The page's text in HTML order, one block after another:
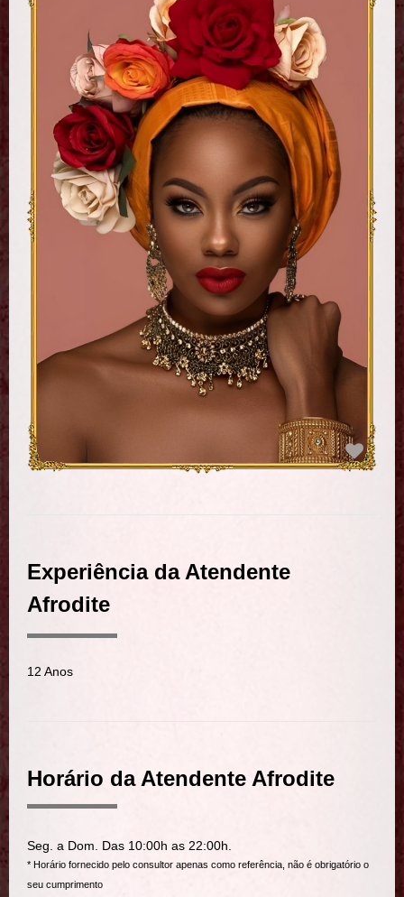
Experiência da Atendente
Afrodite
12 Anos
Horário da Atendente Afrodite
Seg. a Dom. Das 10:00h as 22:00h.
* Horário fornecido pelo consultor apenas como referência, não é obrigatório o
seu cumprimento